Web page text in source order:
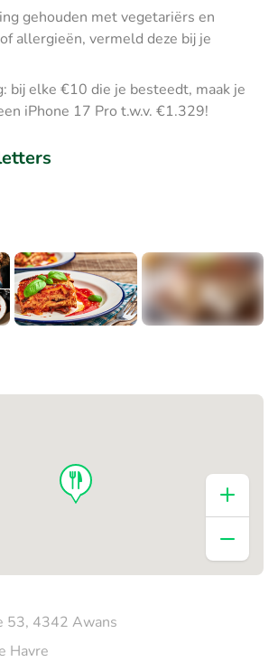
gehouden met vegetariërs en
allergieën, vermeld deze bij je
bij elke €10 die je besteedt, maak je
iPhone 17 Pro t.w.v. €1.329!
53, 4342 Awans
Havre